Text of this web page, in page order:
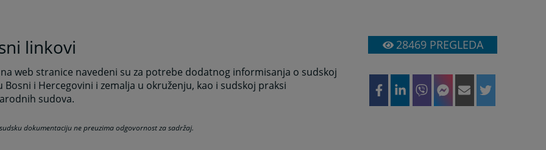
linkovi
web stranice navedeni su za potrebe dodatnog informisanja o sudskoj
Bosni i Hercegovini i zemalja u okruženju, kao i sudskoj praksi
sudova.
dokumentaciju ne preuzima odgovornost za sadržaj.
28469PREGLEDA